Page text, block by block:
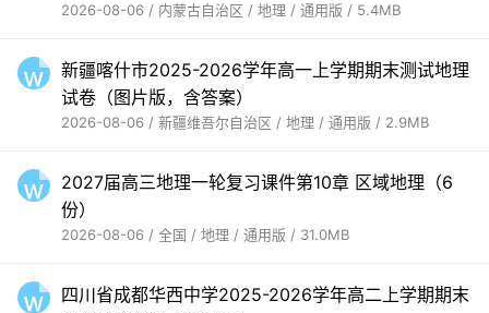
2026-08-06 / 内蒙古自治区 / 地理 / 通用版 / 5.4MB
新疆喀什市2025-2026学年高一上学期期末测试地理
试卷（图片版，含答案）
2026-08-06 / 新疆维吾尔自治区 / 地理 / 通用版 / 2.9MB
2027届高三地理一轮复习课件第10章 区域地理（6
份）
2026-08-06 / 全国 / 地理 / 通用版 / 31.0MB
四川省成都华西中学2025-2026学年高二上学期期末